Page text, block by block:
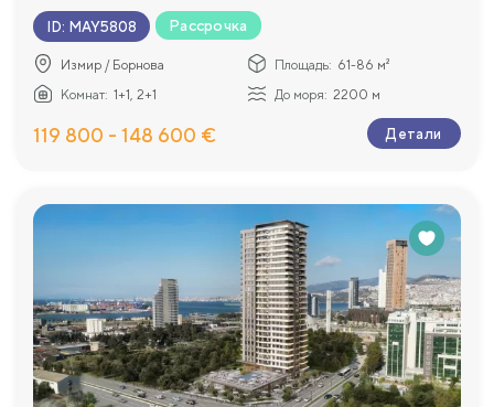
ID: MAY5808 Рассрочка
Измир / Борнова Площадь: 61-86 м²
Комнат: 1+1, 2+1 До моря: 2200 м
119 800 - 148 600 € Детали